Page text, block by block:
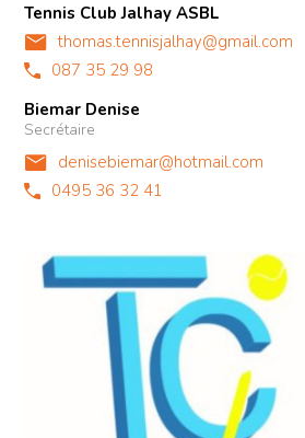
Tennis Club Jalhay ASBL
thomas.tennisjalhay@gmail.com
087 35 29 98
Biemar Denise
Secrétaire
denisebiemar@hotmail.com
0495 36 32 41